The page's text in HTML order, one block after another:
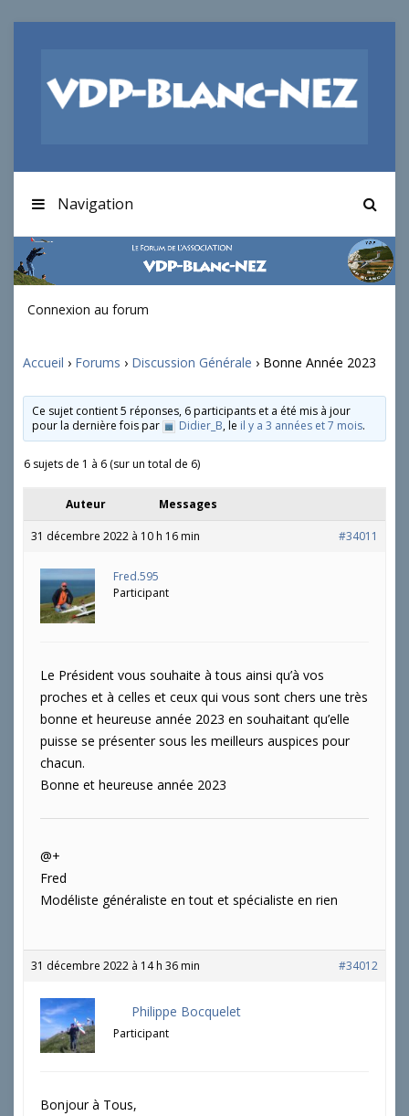
Navigation
Connexion au forum
Accueil › Forums › Discussion Générale › Bonne Année 2023
Ce sujet contient 5 réponses, 6 participants et a été mis à jour
pour la dernière fois par
Didier_B, le il y a 3 années et 7 mois.
6 sujets de 1 à 6 (sur un total de 6)
Auteur Messages
31 décembre 2022 à 10 h 16 min #34011
Fred.595
Participant
Le Président vous souhaite à tous ainsi qu’à vos
proches et à celles et ceux qui vous sont chers une très
bonne et heureuse année 2023 en souhaitant qu’elle
puisse se présenter sous les meilleurs auspices pour
chacun.
Bonne et heureuse année 2023
@+
Fred
Modéliste généraliste en tout et spécialiste en rien
31 décembre 2022 à 14 h 36 min #34012
Philippe Bocquelet
Participant
Bonjour à Tous,